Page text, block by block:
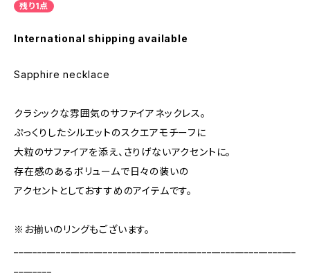
残り1点
International shipping available
Sapphire necklace
クラシックな雰囲気のサファイアネックレス。
ぷっくりしたシルエットのスクエアモチーフに
大粒のサファイアを添え、さりげないアクセントに。
存在感のあるボリュームで日々の装いの
アクセントとしておすすめのアイテムです。
※お揃いのリングもございます。